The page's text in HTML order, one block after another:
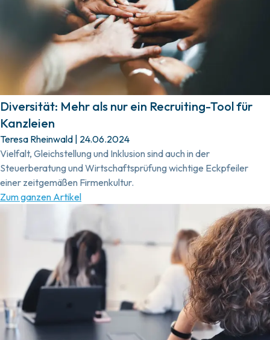
Diversität: Mehr als nur ein Recruiting-Tool für
Kanzleien
Teresa Rheinwald | 24.06.2024
Vielfalt, Gleichstellung und Inklusion sind auch in der
Steuerberatung und Wirtschaftsprüfung wichtige Eckpfeiler
einer zeitgemäßen Firmenkultur.
Zum ganzen Artikel